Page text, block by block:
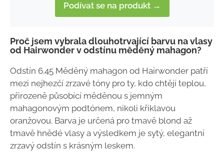
Podívat se na produkt →
Proč jsem vybrala dlouhotrvající barvu na vlasy
od Hairwonder v odstínu měděný mahagon?
Odstín 6.45 Měděný mahagon od Hairwonder patří
mezi nejhezčí zrzavé tóny pro ty, kdo chtějí teplou,
přirozeně působící měděnou s jemným
mahagonovým podtónem, nikoli křiklavou
oranžovou. Barva je určená pro tmavě blond až
tmavě hnědé vlasy a výsledkem je sytý, elegantní
zrzavý odstín s krásným leskem.